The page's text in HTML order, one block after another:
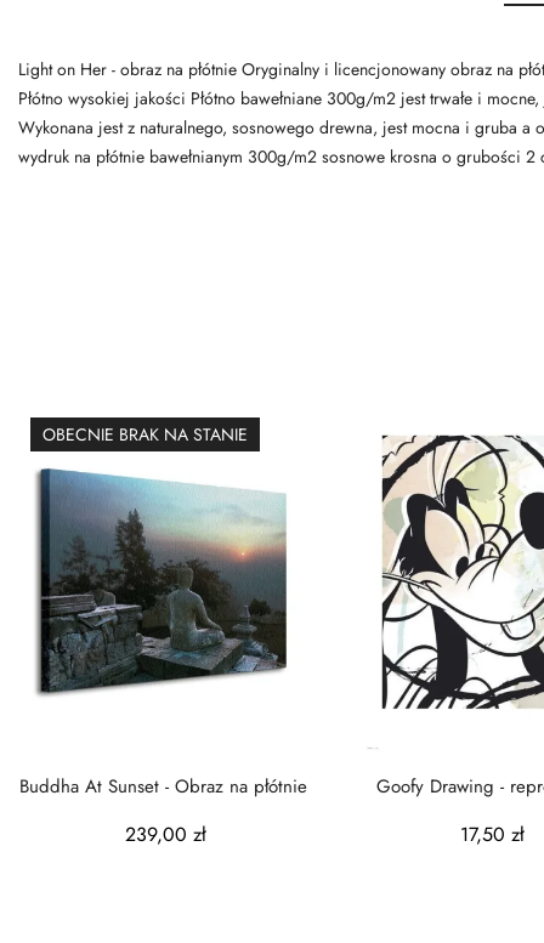
Light on Her - obraz na płótnie Oryginalny i licencjonowany obraz na
Płótno wysokiej jakości Płótno bawełniane 300g/m2 jest trwałe i
Wykonana jest z naturalnego, sosnowego drewna, jest mocna i gruba
wydruk na płótnie bawełnianym 300g/m2 sosnowe krosna o grubości
OBECNIE BRAK NA STANIE
Buddha At Sunset - Obraz na płótnie
239,00 zł
Goofy
17,50 zł